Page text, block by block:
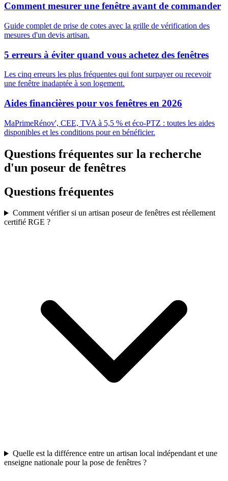
Comment mesurer une fenêtre avant de commander
Guide complet de prise de cotes avec la grille de vérification des
mesures d'un devis artisan.
5 erreurs à éviter quand vous achetez des fenêtres
Les cinq erreurs les plus fréquentes qui font surpayer ou recevoir
une fenêtre inadaptée à son logement.
Aides financières pour vos fenêtres en 2026
MaPrimeRénov', CEE, TVA à 5,5 % et éco-PTZ : toutes les aides
disponibles et les conditions pour en bénéficier.
Questions fréquentes sur la recherche
d'un poseur de fenêtres
Questions fréquentes
Comment vérifier si un artisan poseur de fenêtres est réellement
certifié RGE ?
Quelle est la différence entre un artisan local indépendant et une
enseigne nationale pour la pose de fenêtres ?